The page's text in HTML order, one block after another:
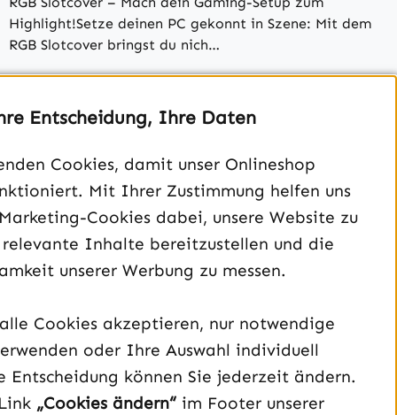
Highlight!Setze deinen PC gekonnt in Szene: Mit dem
RGB Slotcover bringst du nich…
Unterstützung und Beratung unter:
040 – 182 295 901
Mo-Fr, 08:00 - 16:00 Uhr
Entscheidung, Ihre Daten
Cookies, damit unser Onlineshop
Mit Ihrer Zustimmung helfen uns
Cookies dabei, unsere Website zu
relevante Inhalte bereitzustellen und die
unserer Werbung zu messen.
Cookies akzeptieren, nur notwendige
oder Ihre Auswahl individuell
Entscheidung können Sie jederzeit ändern.
„Cookies ändern“im Footer unserer